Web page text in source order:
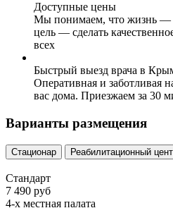
Доступные цены
Мы понимаем, что жизнь —
цель — сделать
всех
Быстрый выезд врача в
Оперативная и заботливая
вас дома. Приезжаем за 30
Варианты размещения
Стационар Реабилитационный
Стандарт
7 490 руб
4-х местная палата